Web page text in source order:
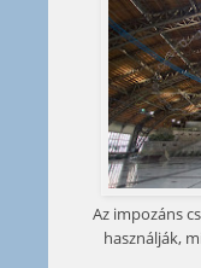
Az impozáns
használják,